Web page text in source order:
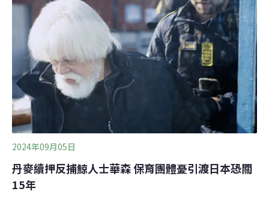
繁殖。目前估計澳洲已有2億隻海蟾蜍，造成澳洲淡水鱷
（Crocodylus johnstoni）大量死亡。海蟾蜍含有劇毒，雪
梨麥覺理大學（Macquarie University）保育學家沃德菲爾
（Georgia Ward-Fear）目睹鱷魚吃了海蟾蜍後抽搐、心臟
驟停後快速死亡，過程非常痛苦。毒蟾蜍導致原生的澳洲
淡水鱷數量驟減70%。澳洲淡水鱷是頂級掠食者，少了牠
們後，在河川底層的魚類增加，大量吃掉魚蝦，導致生態
失衡。不愉快的一餐 教鱷魚「討厭吃」毒蟾蜍
2024年09月05日
丹麥續押反捕鯨人士華森 保育團體憂引渡日本恐關
15年